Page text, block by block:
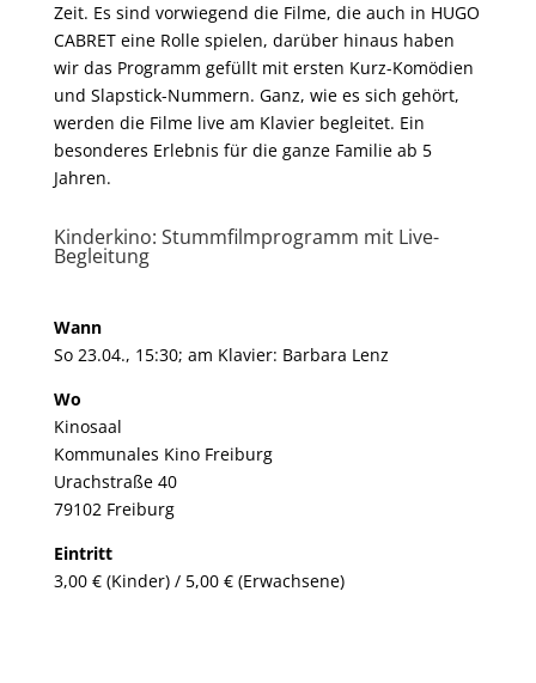
Zeit. Es sind vorwiegend die Filme, die auch in HUGO
CABRET eine Rolle spielen, darüber hinaus haben
wir das Programm gefüllt mit ersten Kurz-Komödien
und Slapstick-Nummern. Ganz, wie es sich gehört,
werden die Filme live am Klavier begleitet. Ein
besonderes Erlebnis für die ganze Familie ab 5
Jahren.
Kinderkino: Stummfilmprogramm mit Live-
Begleitung
Wann
So 23.04., 15:30; am Klavier: Barbara Lenz
Wo
Kinosaal
Kommunales Kino Freiburg
Urachstraße 40
79102 Freiburg
Eintritt
3,00 € (Kinder) / 5,00 € (Erwachsene)